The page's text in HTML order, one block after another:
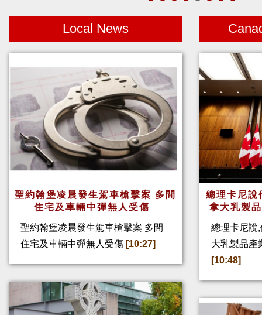
Local News
聖約翰堡凌晨發生駕車槍擊案 多間
住宅及車輛中彈無人受傷
聖約翰堡凌晨發生駕車槍擊案 多間
住宅及車輛中彈無人受傷 [10:27]
總理卡尼
拿大乳製
總理卡尼說
大乳製品產
[10:48]